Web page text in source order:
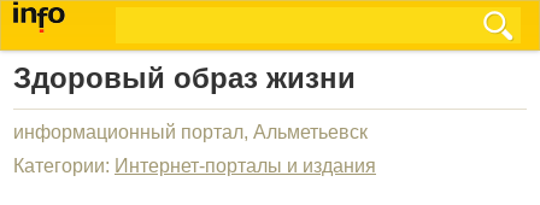
Здоровый образ жизни
информационный портал, Альметьевск
Категории: Интернет-порталы и издания